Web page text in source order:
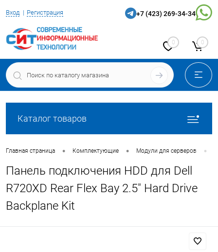
Вход Регистрация +7 (423) 269-34-34
0 0
Каталог товаров
Главная страница • Комплектующие • Модули для серверов •
Панель подключения HDD для Dell
R720XD Rear Flex Bay 2.5" Hard Drive
Backplane Kit